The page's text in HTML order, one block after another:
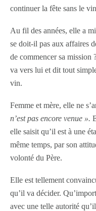
continuer la fête sans le
Au fil des années, elle a
se doit-il pas aux affaires
de commencer sa mission
va vers lui et dit tout
vin.
Femme et mère, elle ne
n’est pas encore venue ».
elle saisit qu’il est à une
même temps, par son
volonté du Père.
Elle est tellement
qu’il va décider.
avec une telle autorité